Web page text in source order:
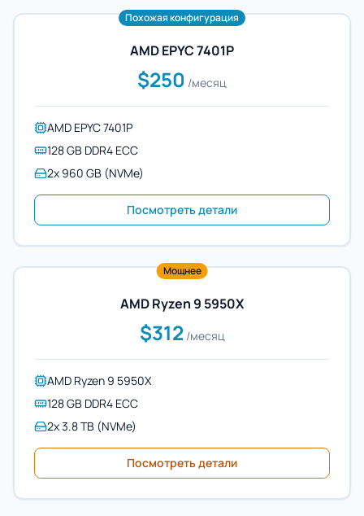
Похожая конфигурация
AMD EPYC 7401P
$250 /месяц
AMD EPYC 7401P
128 GB DDR4 ECC
2x 960 GB (NVMe)
Посмотреть детали
Мощнее
AMD Ryzen 9 5950X
$312 /месяц
AMD Ryzen 9 5950X
128 GB DDR4 ECC
2x 3.8 TB (NVMe)
Посмотреть детали